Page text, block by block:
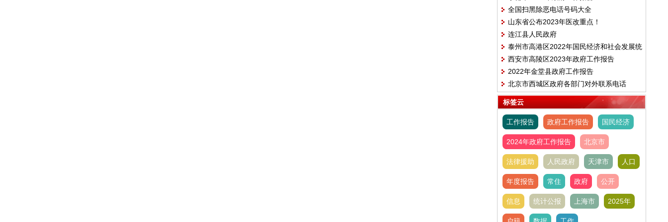
全国扫黑除恶电话号码大全
山东省公布2023年医改重点！
连江县人民政府
泰州市高港区2022年国民经济和社会发展统
计公报
西安市高陵区2023年政府工作报告
2022年金堂县政府工作报告
北京市西城区政府各部门对外联系电话
标签云
工作报告 政府工作报告 国民经济
2024年政府工作报告 北京市
法律援助 人民政府 天津市 人口
年度报告 常住 政府 公开
信息 统计公报 上海市 2025年